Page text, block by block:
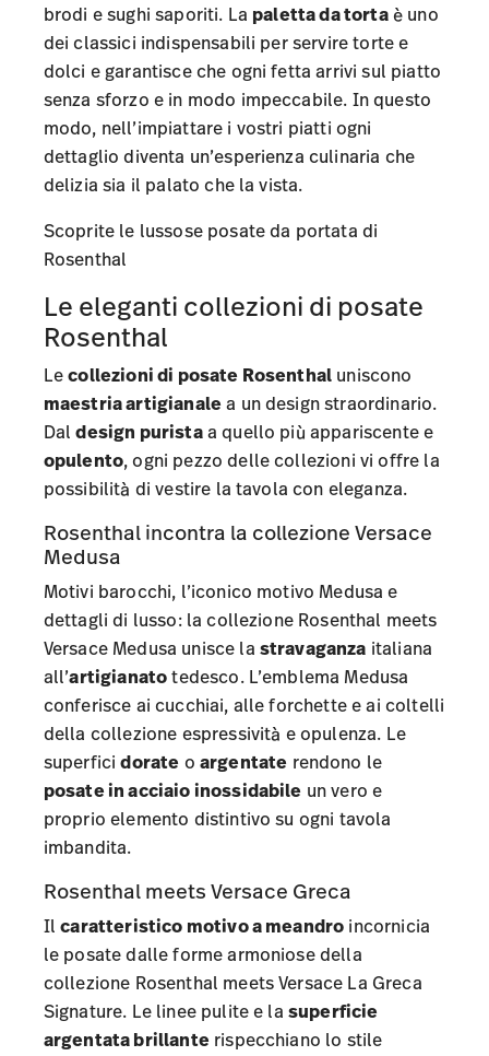
brodi e sughi saporiti. La paletta da tortaè uno
dei classici indispensabili per servire torte e
dolci e garantisce che ogni fetta arrivi sul piatto
senza sforzo e in modo impeccabile. In questo
modo, nell’impiattare i vostri piatti ogni
dettaglio diventa un’esperienza culinaria che
delizia sia il palato che la vista.
Scoprite le lussose posate da portata di
Rosenthal
Le eleganti collezioni di posate
Rosenthal
Lecollezioni di posate Rosenthal uniscono
maestria artigianalea un design straordinario.
Daldesign puristaa quello più appariscente e
opulento, ogni pezzo delle collezioni vi offre la
possibilità di vestire la tavola con eleganza.
Rosenthal incontra la collezione Versace
Medusa
Motivi barocchi, l’iconico motivo Medusa e
dettagli di lusso: lacollezione Rosenthal meets
Versace Medusa unisce la stravaganza italiana
all’artigianatotedesco. L’emblema Medusa
conferisce ai cucchiai, alle forchette e ai coltelli
della collezione espressività e opulenza. Le
superficidorate o argentate rendono le
posate in acciaio inossidabile un vero e
proprio elemento distintivo su ogni tavola
imbandita.
Rosenthal meets Versace Greca
Ilcaratteristico motivo a meandro incornicia
le posate dalle forme armoniose della
collezione Rosenthal meets Versace La Greca
Signature. Le linee pulite e la superficie
argentata brillanterispecchiano lo stile